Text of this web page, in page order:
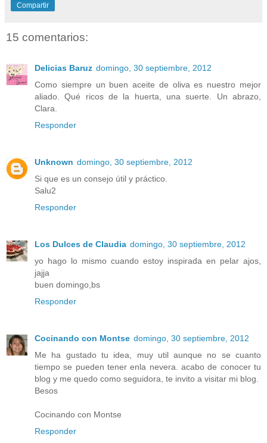
Compartir
15 comentarios:
Delicias Baruz domingo, 30 septiembre, 2012
Como siempre un buen aceite de oliva es nuestro mejor
aliado. Qué ricos de la huerta, una suerte. Un abrazo,
Clara.
Responder
Unknown domingo, 30 septiembre, 2012
Si que es un consejo útil y práctico.
Salu2
Responder
Los Dulces de Claudia domingo, 30 septiembre, 2012
yo hago lo mismo cuando estoy inspirada en pelar ajos,
jajja
buen domingo,bs
Responder
Cocinando con Montse domingo, 30 septiembre, 2012
Me ha gustado tu idea, muy util aunque no se cuanto
tiempo se pueden tener enla nevera. acabo de conocer tu
blog y me quedo como seguidora, te invito a visitar mi blog.
Besos
Cocinando con Montse
Responder